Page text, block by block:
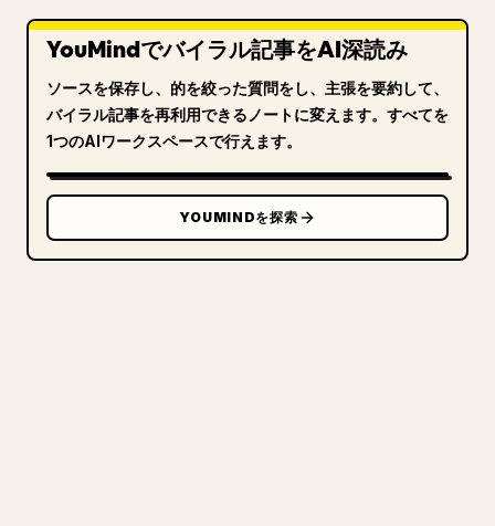
YouMindでバイラル記事をAI深読み
ソースを保存し、的を絞った質問をし、主張を要約して、
バイラル記事を再利用できるノートに変えます。すべてを
1つのAIワークスペースで行えます。
YOUMINDを探索